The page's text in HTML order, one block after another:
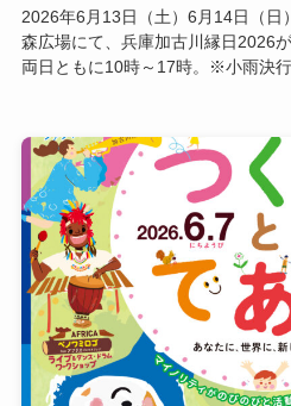
2026年6月13日（土）6月14日（日
森広場にて、兵庫加古川縁日2026
両日ともに10時～17時。※小雨決